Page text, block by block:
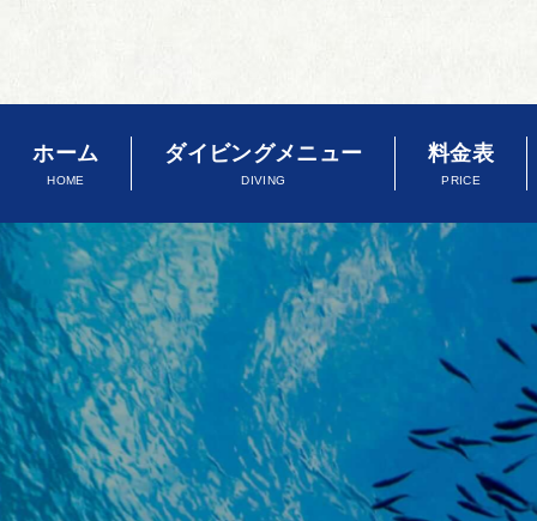
ホーム
HOME
ダイビングメニュー
DIVING
料金表
PRICE